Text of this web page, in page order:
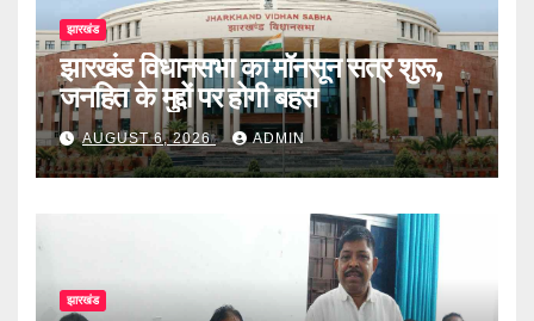
झारखंड
झारखंड विधानसभा का मॉनसून सत्र शुरू,
जनहित के मुद्दों पर होगी बहस
AUGUST 6, 2026 ADMIN
झारखंड